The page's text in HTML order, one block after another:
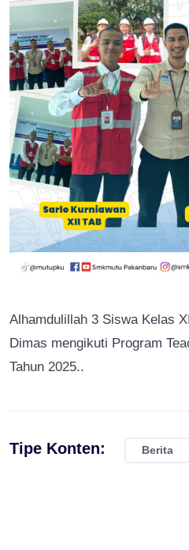
Alhamdulillah 3 Siswa Kelas
Dimas mengikuti Program
Tahun 2025..
Tipe Konten: Berita